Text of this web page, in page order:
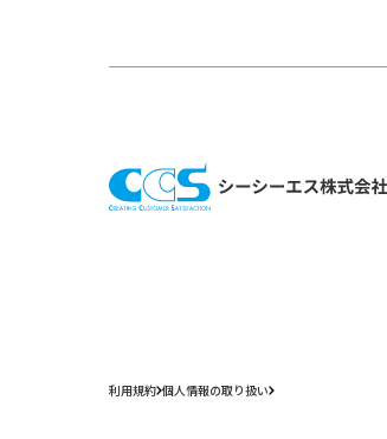
利用規約 個人情報の取り扱い